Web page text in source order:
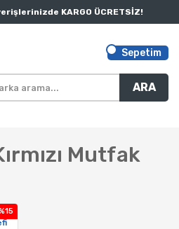
KARGO ÜCRETSİZ!
ARA
Sepetim
Mutfak